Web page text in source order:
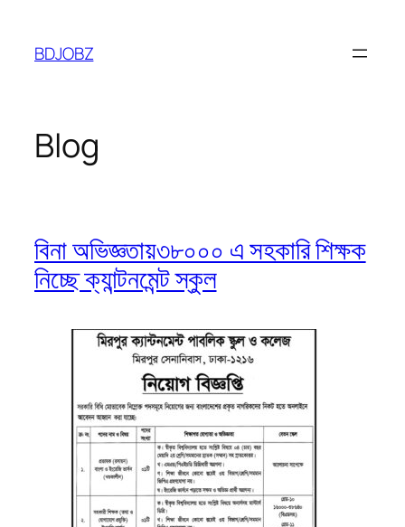
content
BDJOBZ
Blog
বিনা অভিজ্ঞতায়৩৮০০০ এ সহকারি শিক্ষক
নিচ্ছে ক্যান্টনমেন্ট স্কুল